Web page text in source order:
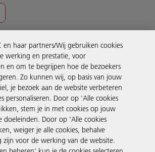
services
en haar partners/Wij gebruiken cookies
werking en prestatie, voor
en om te begrijpen hoe de bezoekers
Zo kunnen wij, op basis van jouw
je bezoek aan de website verbeteren
personaliseren. Door op 'Alle cookies
stem je in met cookies op jouw
doeleinden. Door op 'Alle cookies
weiger je alle cookies, behalve
zijn voor de werking van de website.